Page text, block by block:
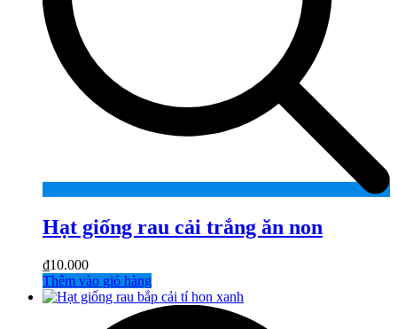
Hạt giống rau cải trắng ăn non
₫10.000
Thêm vào giỏ hàng